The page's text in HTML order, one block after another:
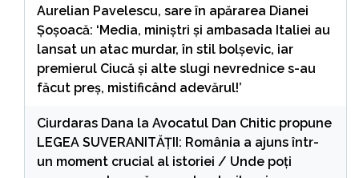
Aurelian Pavelescu, sare în apărarea Dianei
Șoșoacă: ‘Media, miniștri și ambasada Italiei au
lansat un atac murdar, în stil bolșevic, iar
premierul Ciucă și alte slugi nevrednice s-au
făcut preș, mistificând adevărul!’
Ciurdaras Dana la Avocatul Dan Chitic propune
LEGEA SUVERANITĂȚII: România a ajuns într-
un moment crucial al istoriei / Unde poți